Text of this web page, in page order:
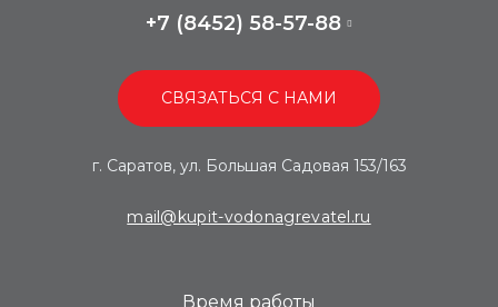
+7 (8452) 58-57-88
СВЯЗАТЬСЯ С НАМИ
г. Саратов, ул. Большая Садовая 153/163
mail@kupit-vodonagrevatel.ru
Время работы